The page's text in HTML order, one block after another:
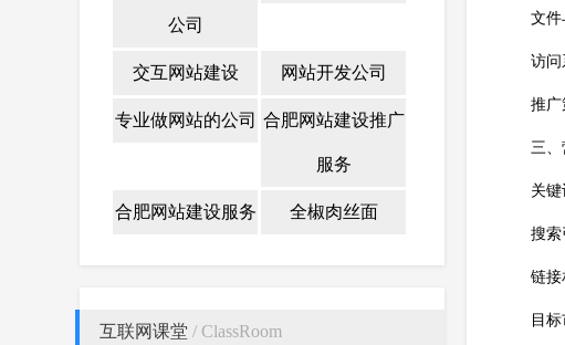
公司
交互网站建设 网站开发公司
专业做网站的公司 合肥网站建设推广
服务
合肥网站建设服务 全椒肉丝面
互联网课堂 / ClassRoom
文件
访问
推广
三、
关
搜索
链接
目